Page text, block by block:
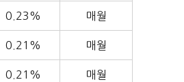
0.23% 매월
0.21% 매월
0.21% 매월